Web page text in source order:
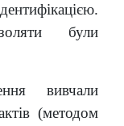
були
вивчали
(методом